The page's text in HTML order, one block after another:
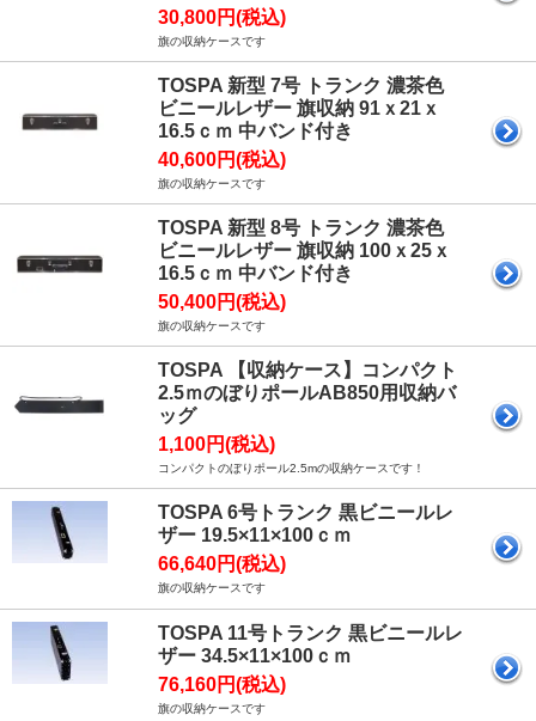
30,800円(税込)
旗の収納ケースです
TOSPA 新型 7号 トランク 濃茶色
ビニールレザー 旗収納 91ｘ21ｘ
16.5ｃｍ 中バンド付き
40,600円(税込)
旗の収納ケースです
TOSPA 新型 8号 トランク 濃茶色
ビニールレザー 旗収納 100ｘ25ｘ
16.5ｃｍ 中バンド付き
50,400円(税込)
旗の収納ケースです
TOSPA 【収納ケース】コンパクト
2.5ｍのぼりポールAB850用収納バ
ッグ
1,100円(税込)
コンパクトのぼりポール2.5mの収納ケースです！
TOSPA 6号トランク 黒ビニールレ
ザー 19.5×11×100ｃｍ
66,640円(税込)
旗の収納ケースです
TOSPA 11号トランク 黒ビニールレ
ザー 34.5×11×100ｃｍ
76,160円(税込)
旗の収納ケースです